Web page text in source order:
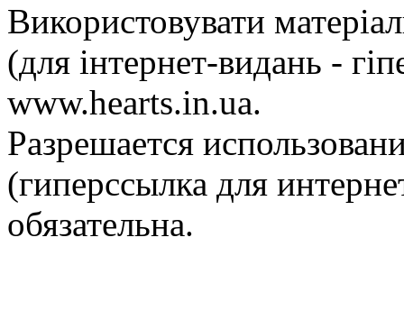
Використовувати
(для інтернет-видань -
www.hearts.in.ua.
Разрешается
(гиперссылка для
обязательна.